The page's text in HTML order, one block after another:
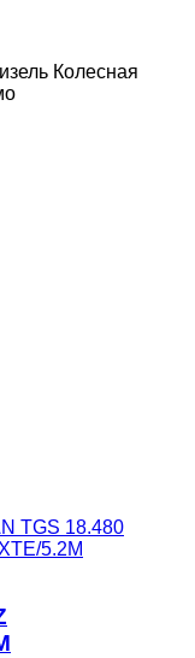
Колесная
TGS 18.480
5.2M